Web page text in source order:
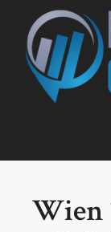
Inhalt
springen